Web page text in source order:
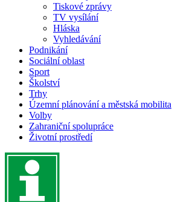
Tiskové zprávy
TV vysílání
Hláska
Vyhledávání
Podnikání
Sociální oblast
Sport
Školství
Trhy
Územní plánování a městská mobilita
Volby
Zahraniční spolupráce
Životní prostředí